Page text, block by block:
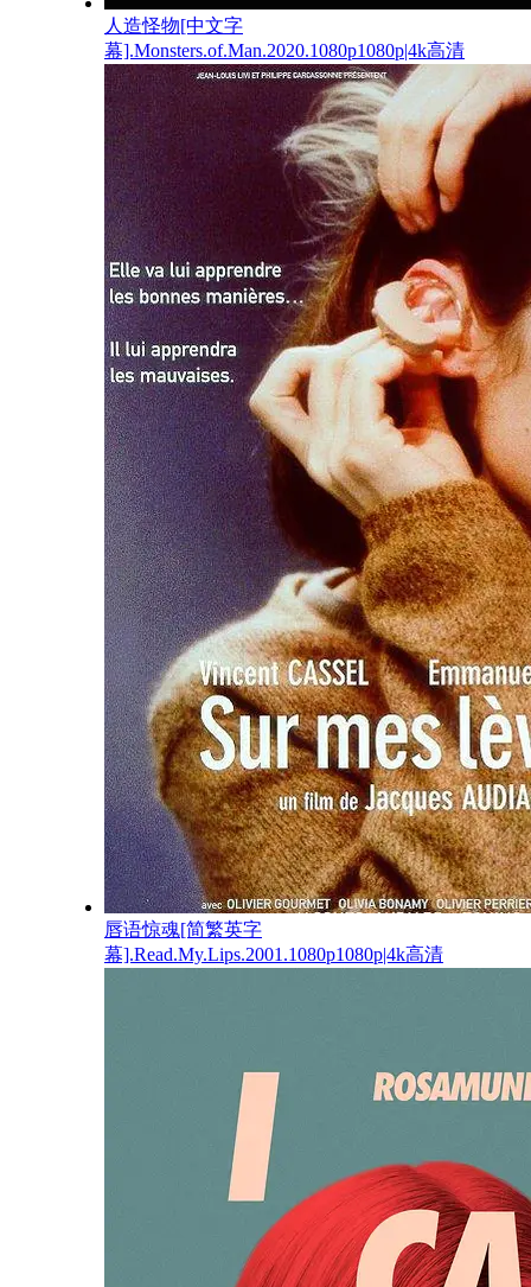
人造怪物[中文字
幕].Monsters.of.Man.2020.1080p1080p|4k高清
唇语惊魂[简繁英字
幕].Read.My.Lips.2001.1080p1080p|4k高清